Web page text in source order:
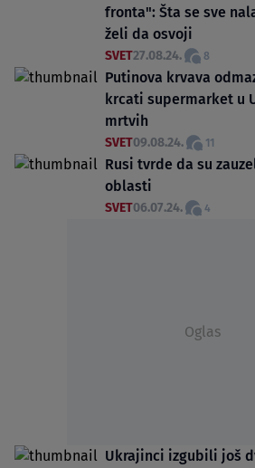
fronta": Šta se sve
želi da osvoji
SVET27.08.24. 8
Putinova krvava
krcati supermarket u
mrtvih
SVET09.08.24. 11
Rusi tvrde da su
oblasti
SVET06.07.24. 4
Oglas
Ukrajinci izgubili još